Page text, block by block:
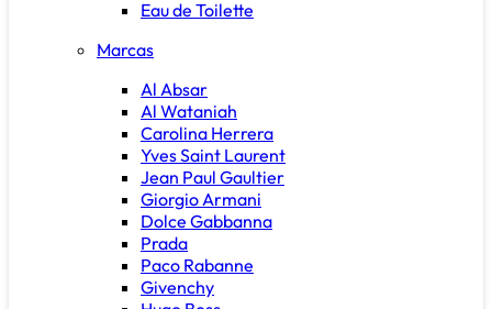
Eau de Toilette
Marcas
Al Absar
Al Wataniah
Carolina Herrera
Yves Saint Laurent
Jean Paul Gaultier
Giorgio Armani
Dolce Gabbanna
Prada
Paco Rabanne
Givenchy